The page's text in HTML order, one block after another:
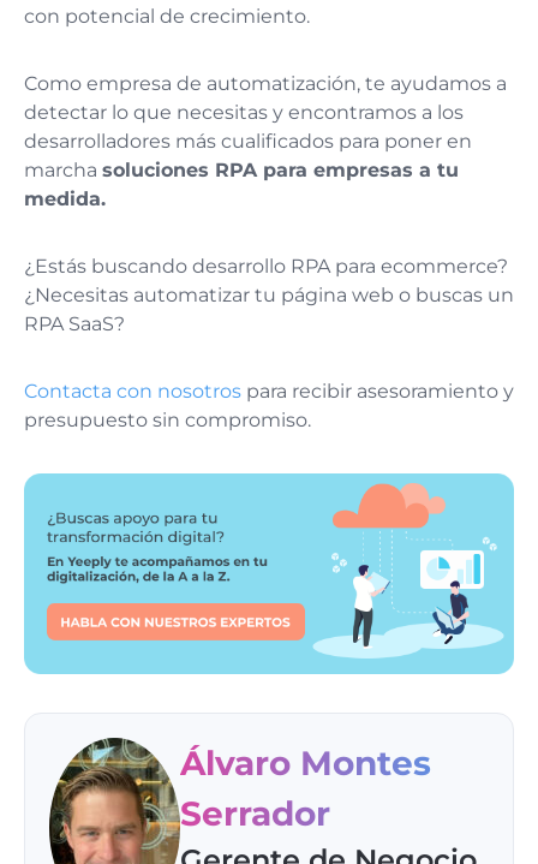
con potencial de crecimiento.
Como empresa de automatización, te ayudamos a
detectar lo que necesitas y encontramos a los
desarrolladores más cualificados para poner en
marcha soluciones RPA para empresas a tu
medida.
¿Estás buscando desarrollo RPA para ecommerce?
¿Necesitas automatizar tu página web o buscas un
RPA SaaS?
Contacta con nosotros para recibir asesoramiento y
presupuesto sin compromiso.
Álvaro Montes
Serrador